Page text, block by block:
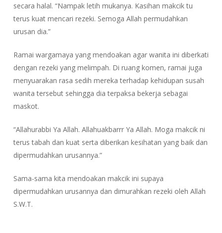
secara halal. “Nampak letih mukanya. Kasihan makcik tu
terus kuat mencari rezeki. Semoga Allah permudahkan
urusan dia.”
Ramai wargamaya yang mendoakan agar wanita ini diberkati
dengan rezeki yang melimpah. Di ruang komen, ramai juga
menyuarakan rasa sedih mereka terhadap kehidupan susah
wanita tersebut sehingga dia terpaksa bekerja sebagai
maskot.
“Allahurabbi Ya Allah. Allahuakbarrr Ya Allah. Moga makcik ni
terus tabah dan kuat serta diberikan kesihatan yang baik dan
dipermudahkan urusannya.”
Sama-sama kita mendoakan makcik ini supaya
dipermudahkan urusannya dan dimurahkan rezeki oleh Allah
S.W.T.